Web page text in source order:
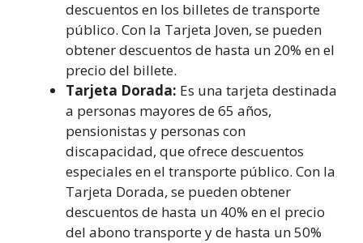
descuentos en los billetes de transporte
público. Con la Tarjeta Joven, se pueden
obtener descuentos de hasta un 20% en el
precio del billete.
Tarjeta Dorada: Es una tarjeta destinada
a personas mayores de 65 años,
pensionistas y personas con
discapacidad, que ofrece descuentos
especiales en el transporte público. Con la
Tarjeta Dorada, se pueden obtener
descuentos de hasta un 40% en el precio
del abono transporte y de hasta un 50%